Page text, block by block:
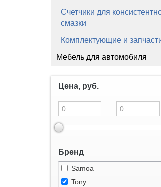
Счетчики для
смазки
Комплектующие и
Мебель для автомобиля
Цена, руб.
Бренд
Samoa
Tony